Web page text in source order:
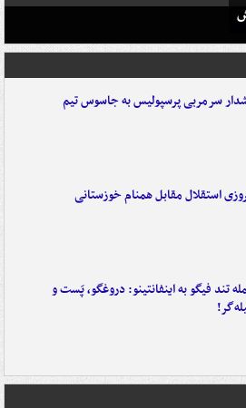
سرمربی پرسپولیس به جاسوس تیم
استقلال مقابل همنام خوزستانی
تند فیگو به اینفانتینو: دروغگو، پَست‌ و